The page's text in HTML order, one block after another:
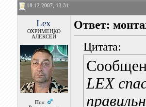
18.12.2007, 13:31
Lex
ОХРИМЕНКО
АЛЕКСЕЙ
Пол:
Ответ:
Цитата:
LEX